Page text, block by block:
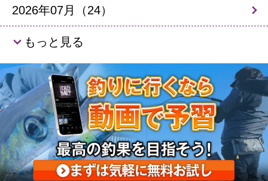
2026年07月（24）
もっと見る